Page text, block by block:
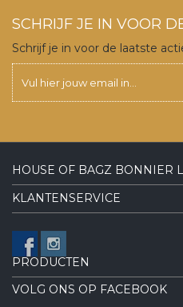
SCHRIJF JE IN VOOR
Schrijf je in voor de laatste
HOUSE OF BAGZ BONNIER
KLANTENSERVICE
PRODUCTEN
VOLG ONS OP FACEBOOK